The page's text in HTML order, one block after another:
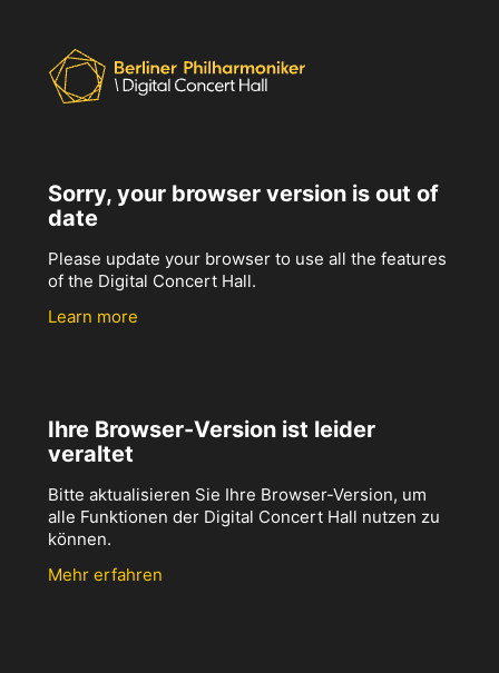
Sorry, your browser version is out of
date
Please update your browser to use all the features
of the Digital Concert Hall.
Learn more
Ihre Browser-Version ist leider
veraltet
Bitte aktualisieren Sie Ihre Browser-Version, um
alle Funktionen der Digital Concert Hall nutzen zu
können.
Mehr erfahren